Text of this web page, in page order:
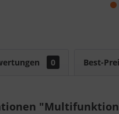
0 Best-